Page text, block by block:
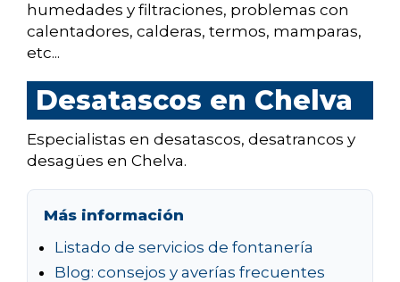
humedades y filtraciones, problemas con
calentadores, calderas, termos, mamparas,
etc...
Desatascos en Chelva
Especialistas en desatascos, desatrancos y
desagües en Chelva.
Más información
Listado de servicios de fontanería
Blog: consejos y averías frecuentes